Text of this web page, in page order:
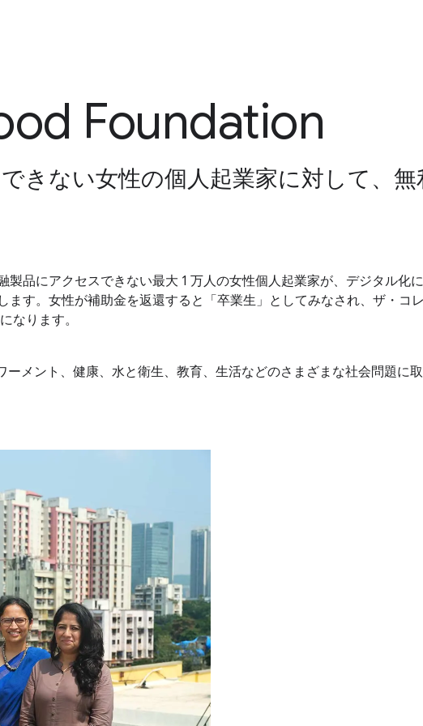
Foundation
きない女性の個人起業家に対して、無
製品にアクセスできない最大 1 万人の女性個人起業家が、デジタル
ます。女性が補助金を返還すると「卒業生」としてみなされ、ザ・コ
なります。
メント、健康、水と衛生、教育、生活などのさまざまな社会問題に